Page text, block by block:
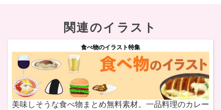
関連のイラスト
食べ物のイラスト特集
美味しそうな食べ物まとめ無料素材。一品料理のカレー